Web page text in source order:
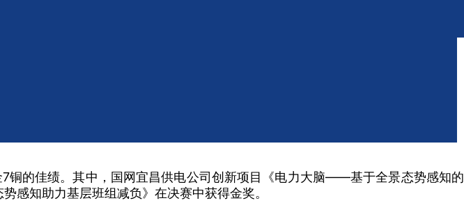
得佳绩
铜的佳绩。其中，国网宜昌供电公司创新项目《电力大脑——基于全景态势感知的
知助力基层班组减负》在决赛中获得金奖。